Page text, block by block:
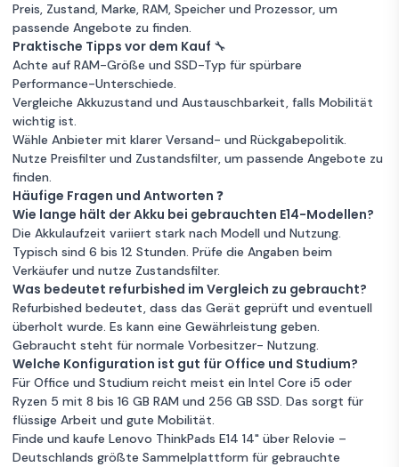
Lenovo ThinkPad
E14 G3 14" Ryzen 7
1.8 GHz - SSD 512
GB - 8GB AZERTY
- Französisch
1 €
Zum
Unbekannter Zustand 8 GB RAM
512 GB Speicher
ThinkPad E14 G2
14" Core i5 2.4
GHz - SSD 256
GB - 8GB
QWERTY -
Englisch
1 €
Angebot
256GB Speicher Intel Core i5
Garantie 12 Monate
Lenovo
ThinkPad E14 G1
14" Core i3 2.1
GHz - SSD 256
GB - 8GB
QWERTZ -
Deutsch
1 €
Zum
Angebot
Unbekannter Zustand 8 GB RAM
256GB Speicher Garantie 12 Monate
Preis, Zustand, Marke, RAM, Speicher und Prozessor, um
passende Angebote zu finden.
Praktische Tipps vor dem Kauf 🔧
Achte auf RAM-Größe und SSD-Typ für spürbare
Performance-Unterschiede.
Vergleiche Akkuzustand und Austauschbarkeit, falls Mobilität
wichtig ist.
Wähle Anbieter mit klarer Versand- und Rückgabepolitik.
Nutze Preisfilter und Zustandsfilter, um passende Angebote zu
finden.
Häufige Fragen und Antworten ❓
Wie lange hält der Akku bei gebrauchten E14-Modellen?
Die Akkulaufzeit variiert stark nach Modell und Nutzung.
Typisch sind 6 bis 12 Stunden. Prüfe die Angaben beim
Verkäufer und nutze Zustandsfilter.
Was bedeutet refurbished im Vergleich zu gebraucht?
Refurbished bedeutet, dass das Gerät geprüft und eventuell
überholt wurde. Es kann eine Gewährleistung geben.
Gebraucht steht für normale Vorbesitzer- Nutzung.
Welche Konfiguration ist gut für Office und Studium?
Für Office und Studium reicht meist ein Intel Core i5 oder
Ryzen 5 mit 8 bis 16 GB RAM und 256 GB SSD. Das sorgt für
flüssige Arbeit und gute Mobilität.
Finde und kaufe Lenovo ThinkPads E14 14" über Relovie –
Deutschlands größte Sammelplattform für gebrauchte